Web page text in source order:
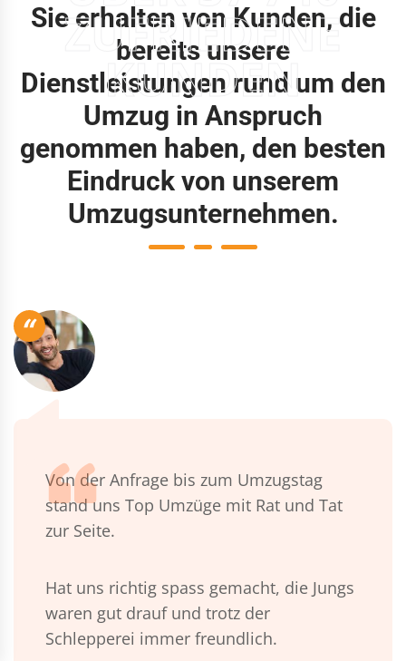
ZUFRIEDENE
KUNDEN
Sie erhalten von Kunden, die
bereits unsere
Dienstleistungen rund um den
Umzug in Anspruch
genommen haben, den besten
Eindruck von unserem
Umzugsunternehmen.
“
Von der Anfrage bis zum Umzugstag
stand uns Top Umzüge mit Rat und Tat
zur Seite.
Hat uns richtig spass gemacht, die Jungs
waren gut drauf und trotz der
Schlepperei immer freundlich.